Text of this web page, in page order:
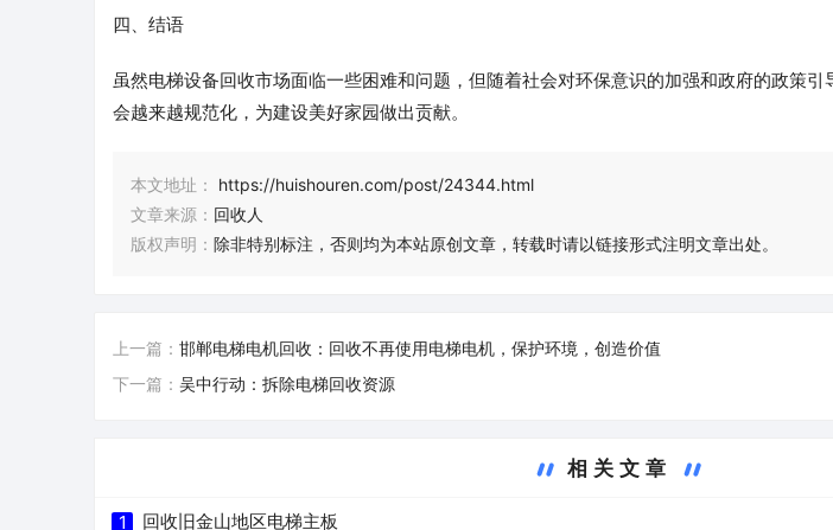
四、结语
虽然电梯设备回收市场面临一些困难和问题，但随着社会对环保意识的加强和政府的政策
会越来越规范化，为建设美好家园做出贡献。
本文地址：
https://huishouren.com/post/24344.html
文章来源： 回收人
版权声明： 除非特别标注，否则均为本站原创文章，转载时请以链接形式注明文章出处。
上一篇： 邯郸电梯电机回收：回收不再使用电梯电机，保护环境，创造价值
下一篇： 吴中行动：拆除电梯回收资源
相关文章
1 回收旧金山地区电梯主板